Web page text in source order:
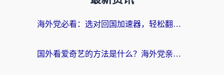
海外党必看：选对回国加速器，轻松翻墙到国内看剧+解决12123访问难题
国外看爱奇艺的方法是什么？海外党亲测有效的追剧加速指南